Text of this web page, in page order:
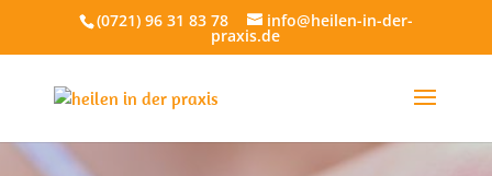
(0721) 96 31 83 78 info@heilen-in-der-
praxis.de